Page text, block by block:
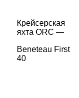
Крейсерская
яхта ORC —
Beneteau First
40